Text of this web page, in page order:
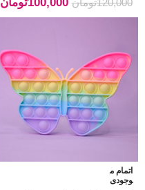
120,000تومان
اتمام م
وجودی